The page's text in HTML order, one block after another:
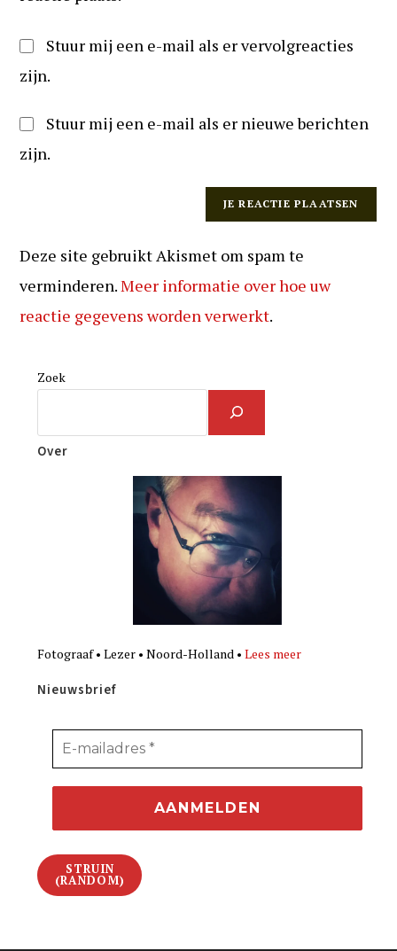
Stuur mij een e-mail als er vervolgreacties
zijn.
Stuur mij een e-mail als er nieuwe berichten
zijn.
Deze site gebruikt Akismet om spam te
verminderen.Meer informatie over hoe uw
reactie gegevens worden verwerkt.
Zoek
Over
Fotograaf • Lezer • Noord-Holland •Lees meer
Nieuwsbrief
STRUIN
(RANDOM)